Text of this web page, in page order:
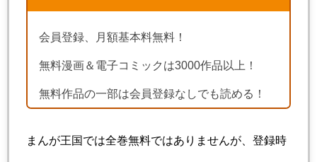
会員登録、月額基本料無料！
無料漫画＆電子コミックは3000作品以上！
無料作品の一部は会員登録なしでも読める！
まんが王国では全巻無料ではありませんが、登録時